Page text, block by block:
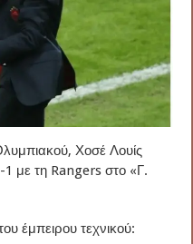
Χοσέ Λουίς
1 με τη Rangers στο «Γ.
έμπειρου τεχνικού: